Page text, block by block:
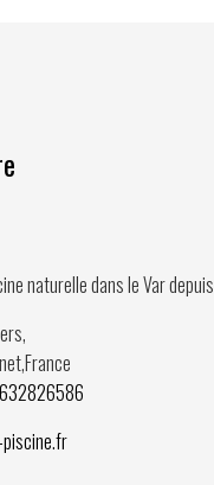
naturelle dans le Var depuis
,France